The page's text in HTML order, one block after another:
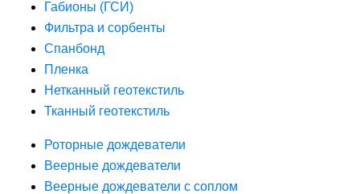
Габионы (ГСИ)
Фильтра и сорбенты
Спанбонд
Пленка
Нетканный геотекстиль
Тканный геотекстиль
Роторные дождеватели
Веерные дождеватели
Веерные дождеватели с соплом